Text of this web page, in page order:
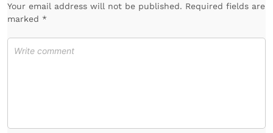
Your email address will not be published. Required fields are
marked *